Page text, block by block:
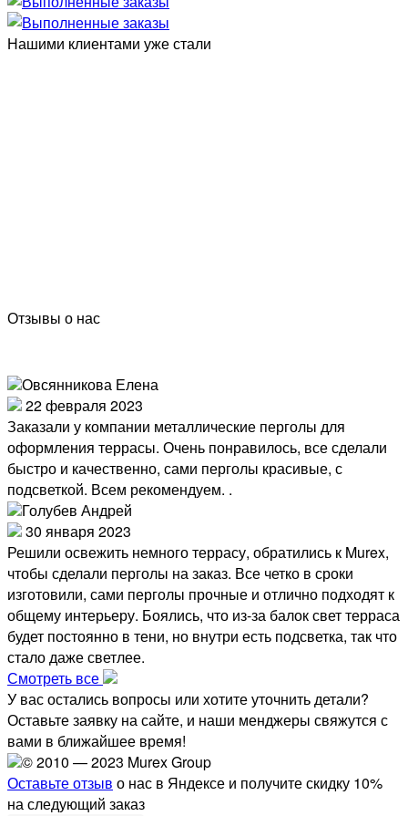
Нашими клиентами уже стали
Отзывы о нас
Овсянникова Елена
22 февраля 2023
Заказали у компании металлические перголы для
оформления террасы. Очень понравилось, все сделали
быстро и качественно, сами перголы красивые, с
подсветкой. Всем рекомендуем. .
Голубев Андрей
30 января 2023
Решили освежить немного террасу, обратились к Murex,
чтобы сделали перголы на заказ. Все четко в сроки
изготовили, сами перголы прочные и отлично подходят к
общему интерьеру. Боялись, что из-за балок свет терраса
будет постоянно в тени, но внутри есть подсветка, так что
стало даже светлее.
Смотреть все
У вас остались вопросы или хотите уточнить детали?
Оставьте заявку на сайте, и наши менджеры свяжутся с
вами в ближайшее время!
© 2010 — 2023 Murex Group
Оставьте отзыв о нас в Яндексе и получите скидку 10%
на следующий заказ